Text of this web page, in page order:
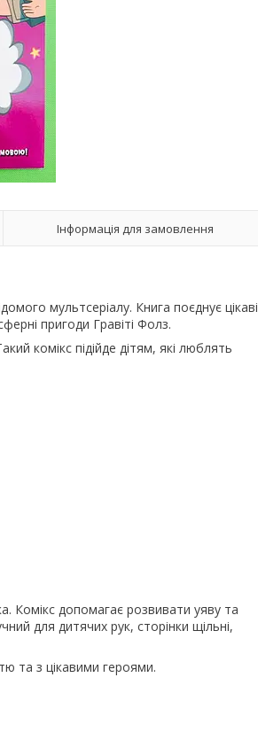
Інформація для замовлення
мультсеріалу. Книга поєднує цікаві
пригоди Гравіті Фолз.
комікс підійде дітям, які люблять
Комікс допомагає розвивати уяву та
для дитячих рук, сторінки щільні,
та з цікавими героями.